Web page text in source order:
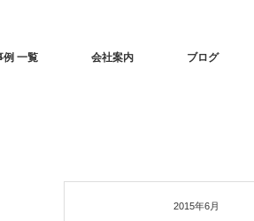
例 一覧 会社案内 ブログ
2015年6月